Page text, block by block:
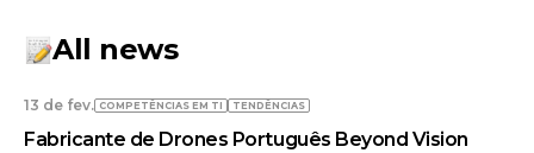
All news
13 de fev. COMPETÊNCIAS EM TI TENDÊNCIAS
Fabricante de Drones Português Beyond Vision